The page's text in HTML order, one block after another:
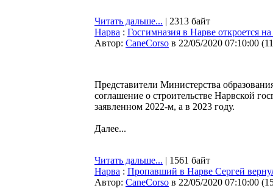
Читать дальше... | 2313 байт
Нарва : Госгимназия в Нарве откроется
Автор: CaneCorso в 22/05/2020 07:10:00 (
Представители Министерства
соглашение о строительстве Нарвской
заявленном 2022-м, а в 2023 году.
Далее...
Читать дальше... | 1561 байт
Нарва : Пропавший в Нарве Сергей
Автор: CaneCorso в 22/05/2020 07:10:00 (